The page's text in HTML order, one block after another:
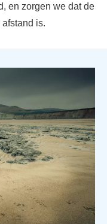
en zorgen we dat de
is.